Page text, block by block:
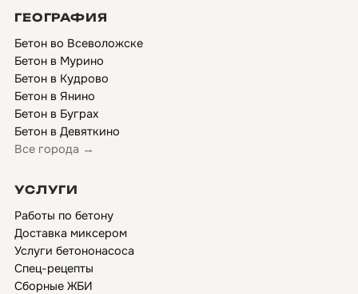
ГЕОГРАФИЯ
Бетон во Всеволожске
Бетон в Мурино
Бетон в Кудрово
Бетон в Янино
Бетон в Буграх
Бетон в Девяткино
Все города →
УСЛУГИ
Работы по бетону
Доставка миксером
Услуги бетононасоса
Спец-рецепты
Сборные ЖБИ